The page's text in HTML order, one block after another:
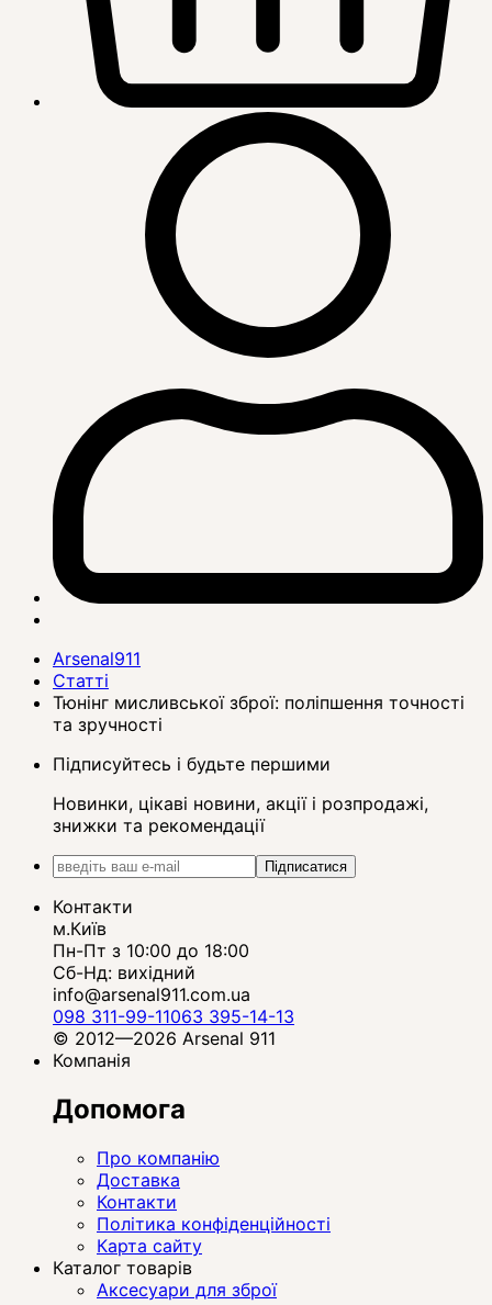
Arsenal911
Статті
Тюнінг мисливської зброї: поліпшення точності
та зручності
Підписуйтесь і будьте першими
Новинки, цікаві новини, акції і розпродажі,
знижки та рекомендації
Підписатися
Контакти
м.Київ
Пн-Пт з 10:00 до 18:00
Сб-Нд: вихідний
info@arsenal911.com.ua
098 311-99-11063 395-14-13
© 2012—2026 Arsenal 911
Компанія
Допомога
Про компанію
Доставка
Контакти
Політика конфіденційності
Карта сайту
Каталог товарів
Аксесуари для зброї